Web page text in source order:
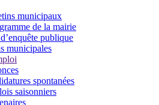
municipaux
de la mairie
publique
municipales
spontanées
saisonniers